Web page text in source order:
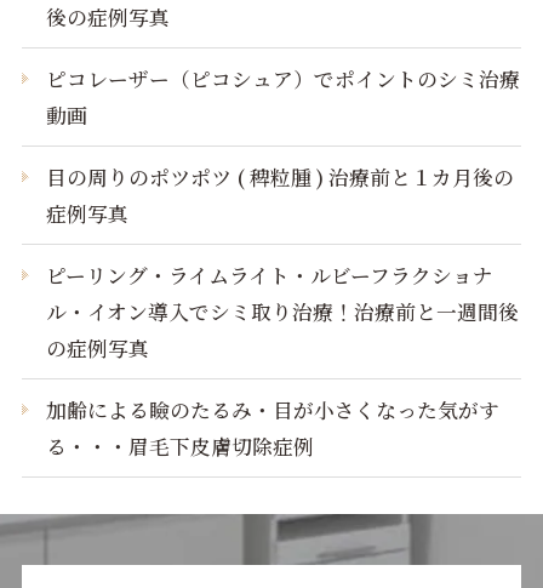
後の症例写真
ピコレーザー（ピコシュア）でポイントのシミ治療
動画
目の周りのポツポツ ( 稗粒腫 ) 治療前と１カ月後の
症例写真
ピーリング・ライムライト・ルビーフラクショナ
ル・イオン導入でシミ取り治療！治療前と一週間後
の症例写真
加齢による瞼のたるみ・目が小さくなった気がす
る・・・眉毛下皮膚切除症例